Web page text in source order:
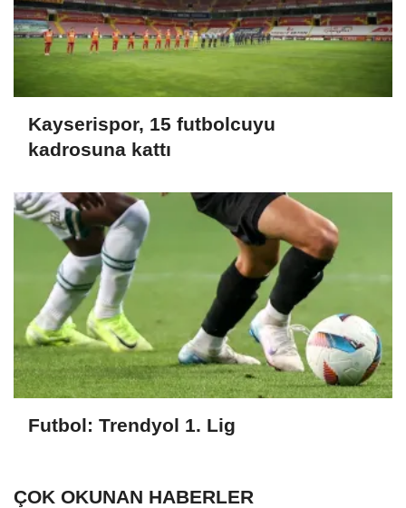
Kayserispor, 15 futbolcuyu
kadrosuna kattı
Futbol: Trendyol 1. Lig
ÇOK OKUNAN HABERLER